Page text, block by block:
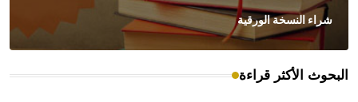
شراء النسخة الورقية
البحوث الأكثر قراءة